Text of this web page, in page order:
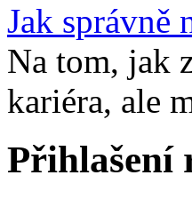
Jak správně
Na tom, jak
kariéra, ale
Přihlašení